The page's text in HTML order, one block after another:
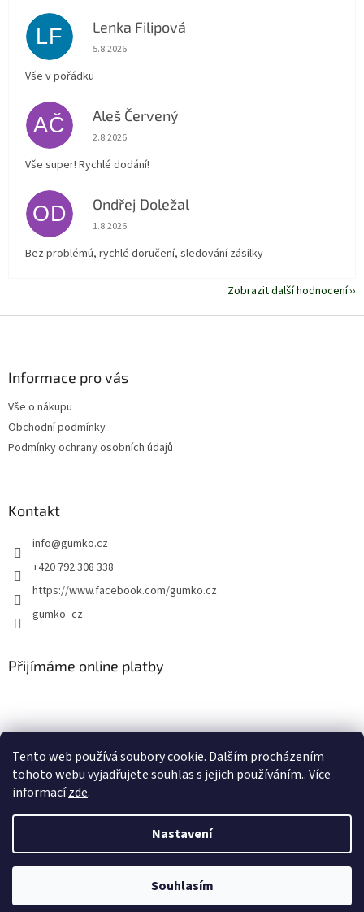
Tento web používá soubory cookie. Dalším procházením
tohoto webu vyjadřujete souhlas s jejich používáním.. Více
informacízde.
Nastavení
Souhlasím
LF Lenka Filipová
Hodnocení obchodu je 5 z 5 hvězdiček.
5.8.2026
Vše v pořádku
AČ Aleš Červený
Hodnocení obchodu je 5 z 5 hvězdiček.
2.8.2026
Vše super! Rychlé dodání!
OD Ondřej Doležal
Hodnocení obchodu je 5 z 5 hvězdiček.
1.8.2026
Bez problémú, rychlé doručení, sledování zásilky
Zobrazit další hodnocení
Informace pro vás
Vše o nákupu
Obchodní podmínky
Podmínky ochrany osobních údajů
Kontakt
info@gumko.cz
+420 792 308 338
https://www.facebook.com/gumko.cz
gumko_cz
Přijímáme online platby
Vytvořil Shoptet
Autokoberce-zubri.cz. Všechna práva vyhrazena.
Odstoupit od smlouvy